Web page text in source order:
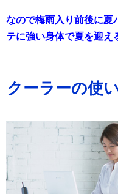
なので梅雨入り前後に夏
テに強い身体で夏を迎え
クーラーの使